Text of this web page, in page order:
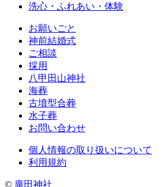
洗心・ふれあい・体験
お願いごと
神前結婚式
ご相談
採用
八甲田山神社
海葬
古墳型合葬
水子葬
お問い合わせ
個人情報の取り扱いについて
利用規約
© 廣田神社